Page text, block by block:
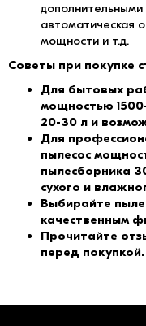
автоматическая
мощности и т.д.
Советы при покупке
Для бытовых
мощностью
20-30 л и
Для
пылесос
пылесборника
сухого и
Выбирайте
качественным
Прочитайте
перед покупкой.